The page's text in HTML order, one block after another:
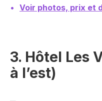
Voir photos, prix et
3. Hôtel Les
à l’est)